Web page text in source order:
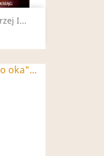
I...